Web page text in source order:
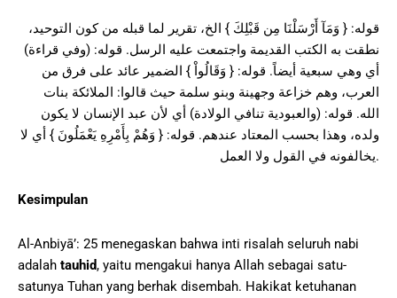
قوله: { وَمَآ أَرْسَلْنَا مِن قَبْلِكَ } الخ، تقرير لما قبله من كون التوحيد،
نطقت به الكتب القديمة واجتمعت عليه الرسل. قوله: (وفي قراءة)
أي وهي سبعية أيضاً. قوله: { وَقَالُواْ } الضمير عائد على فرق من
العرب، وهم خزاعة وجهينة وبنو سلمة حيث قالوا: الملائكة بنات
الله. قوله: (والعبودية تنافي الولادة) أي لأن عبد الإنسان لا يكون
ولده، وهذا بحسب المعتاد عندهم. قوله: { وَهُمْ بِأَمْرِهِ يَعْمَلُونَ } أي لا
يخالفونه في القول ولا العمل.
Kesimpulan
Al-Anbiyā’: 25 menegaskan bahwa inti risalah seluruh nabi
adalah tauhid, yaitu mengakui hanya Allah sebagai satu-
satunya Tuhan yang berhak disembah. Hakikat ketuhanan